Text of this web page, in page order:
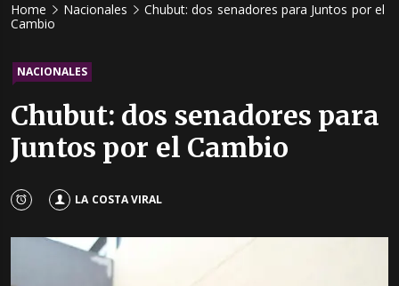
Home Nacionales
Chubut: dos senadores para Juntos por el
Cambio
NACIONALES
Chubut: dos senadores para
Juntos por el Cambio
LA COSTA VIRAL